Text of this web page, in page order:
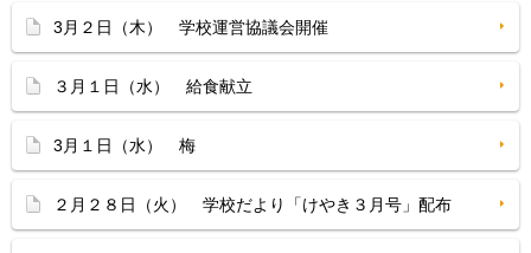
3月２日（木） 学校運営協議会開催
３月１日（水） 給食献立
3月１日（水） 梅
２月２８日（火） 学校だより「けやき３月号」配布